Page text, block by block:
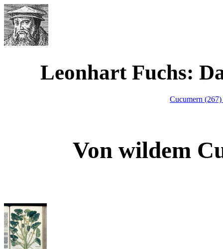
Leonhart Fuchs:
Cucumern (267)
Von wildem